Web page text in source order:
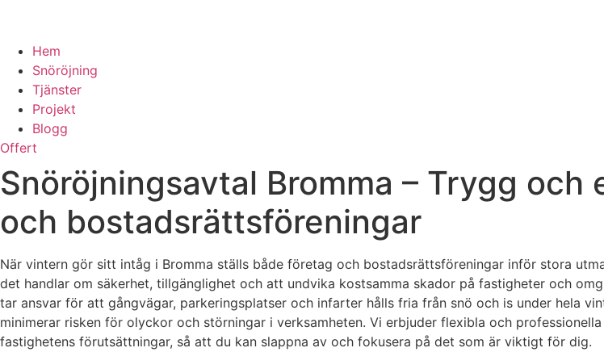
Hem
Snöröjning
Tjänster
Projekt
Blogg
Offert
Snöröjningsavtal Bromma – Trygg
och bostadsrättsföreningar
När vintern gör sitt intåg i Bromma ställs både företag och bostadsrättsföreningar inför stora
det handlar om säkerhet, tillgänglighet och att undvika kostsamma skador på fastigheter och
tar ansvar för att gångvägar, parkeringsplatser och infarter hålls fria från snö och is under hela
minimerar risken för olyckor och störningar i verksamheten. Vi erbjuder flexibla och
fastighetens förutsättningar, så att du kan slappna av och fokusera på det som är viktigt för dig.